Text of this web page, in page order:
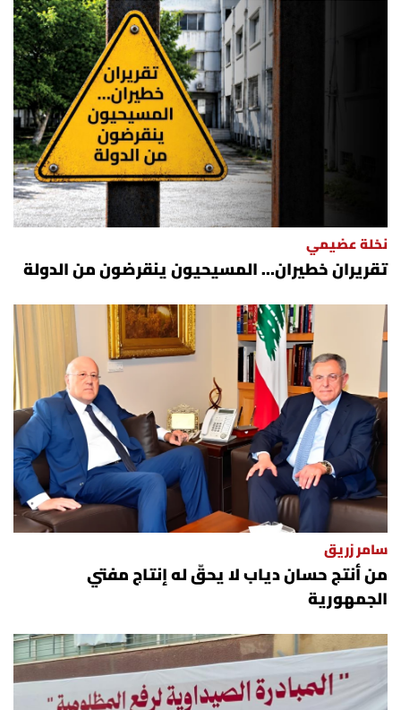
نخلة عضيمي
تقريران خطيران… المسيحيون ينقرضون من الدولة
سامر زريق
من أنتج حسان دياب لا يحقّ له إنتاج مفتي
الجمهورية